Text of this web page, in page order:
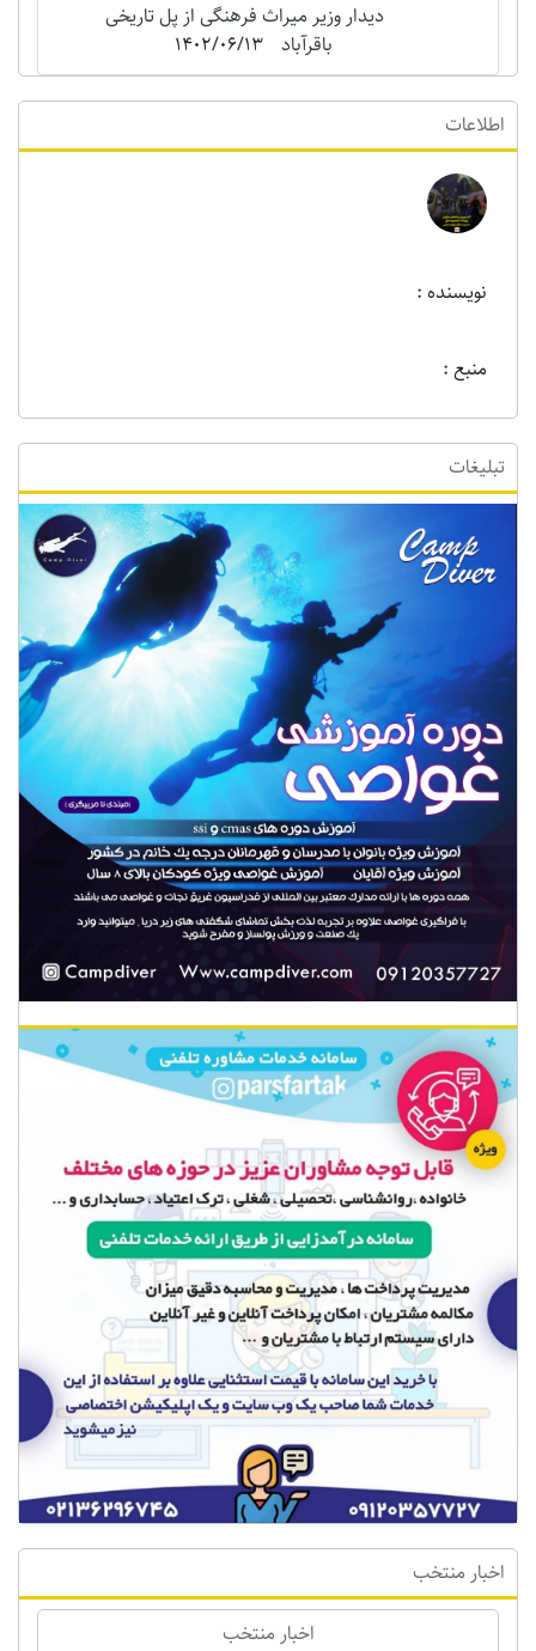
دیدار وزیر میراث فرهنگی از پل تاریخی
باقرآباد
1402/06/13
اطلاعات
نویسنده :
منبع :
تبلیغات
اخبار منتخب
اخبار منتخب